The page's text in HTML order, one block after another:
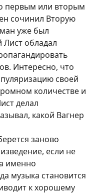
первым или вторым
сочинил Вторую
уже был
Лист обладал
Интересно, что
своей
количестве и
делал
какой Вагнер
заново
если не
именно
музыка становится
к хорошему